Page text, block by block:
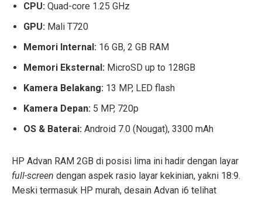
CPU: Quad-core 1.25 GHz
GPU: Mali T720
Memori Internal: 16 GB, 2 GB RAM
Memori Eksternal: MicroSD up to 128GB
Kamera Belakang: 13 MP, LED flash
Kamera Depan: 5 MP, 720p
OS & Baterai: Android 7.0 (Nougat), 3300 mAh
HP Advan RAM 2GB di posisi lima ini hadir dengan layar
full-screen dengan aspek rasio layar kekinian, yakni 18:9.
Meski termasuk HP murah, desain Advan i6 telihat